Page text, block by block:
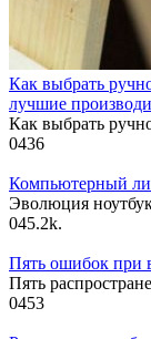
Как выбрать
лучшие
Как выбрать
0436
Компьютерный
Эволюция
045.2k.
Пять ошибок при
Пять
0453